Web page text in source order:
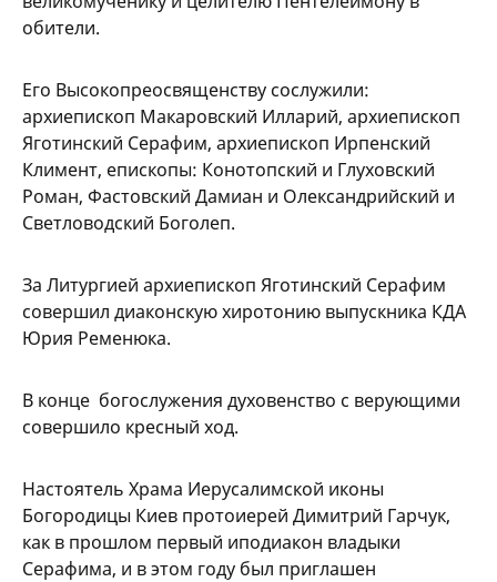
обители.
Его Высокопреосвященству сослужили:
архиепископ Макаровский Илларий, архиепископ
Яготинский Серафим, архиепископ Ирпенский
Климент, епископы: Конотопский и Глуховский
Роман, Фастовский Дамиан и Олександрийский и
Светловодский Боголеп.
За Литургией архиепископ Яготинский Серафим
совершил диаконскую хиротонию выпускника КДА
Юрия Ременюка.
В конце богослужения духовенство с верующими
совершило кресный ход.
Настоятель Храма Иерусалимской иконы
Богородицы Киев протоиерей Димитрий Гарчук,
как в прошлом первый иподиакон владыки
Серафима, и в этом году был приглашен